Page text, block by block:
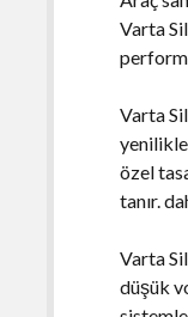
Varta
Varta
özel
tanır.
Varta
düşük